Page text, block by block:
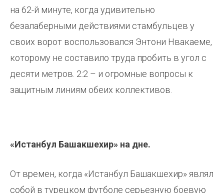
на 62-й минуте, когда удивительно
безалаберными действиями стамбульцев у
своих ворот воспользовался Энтони Нвакаеме,
которому не составило труда пробить в угол с
десяти метров. 2:2 – и огромные вопросы к
защитным линиям обеих коллективов.
«Истанбул Башакшехир» на дне.
От времен, когда «Истанбул Башакшехир» являл
собой в турецком футболе серьезную боевую